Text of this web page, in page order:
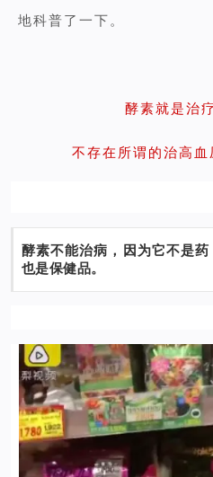
地科普了一下。
酵素就是治
不存在所谓的治高血
酵素不能治病，因为它不是
也是保健品。